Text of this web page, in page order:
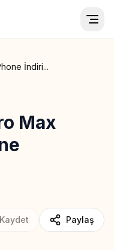
İndiri...
Max
Kaydet Paylaş